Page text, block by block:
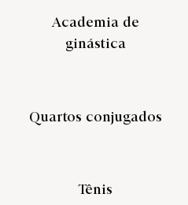
Academia de
ginástica
Quartos conjugados
Tênis